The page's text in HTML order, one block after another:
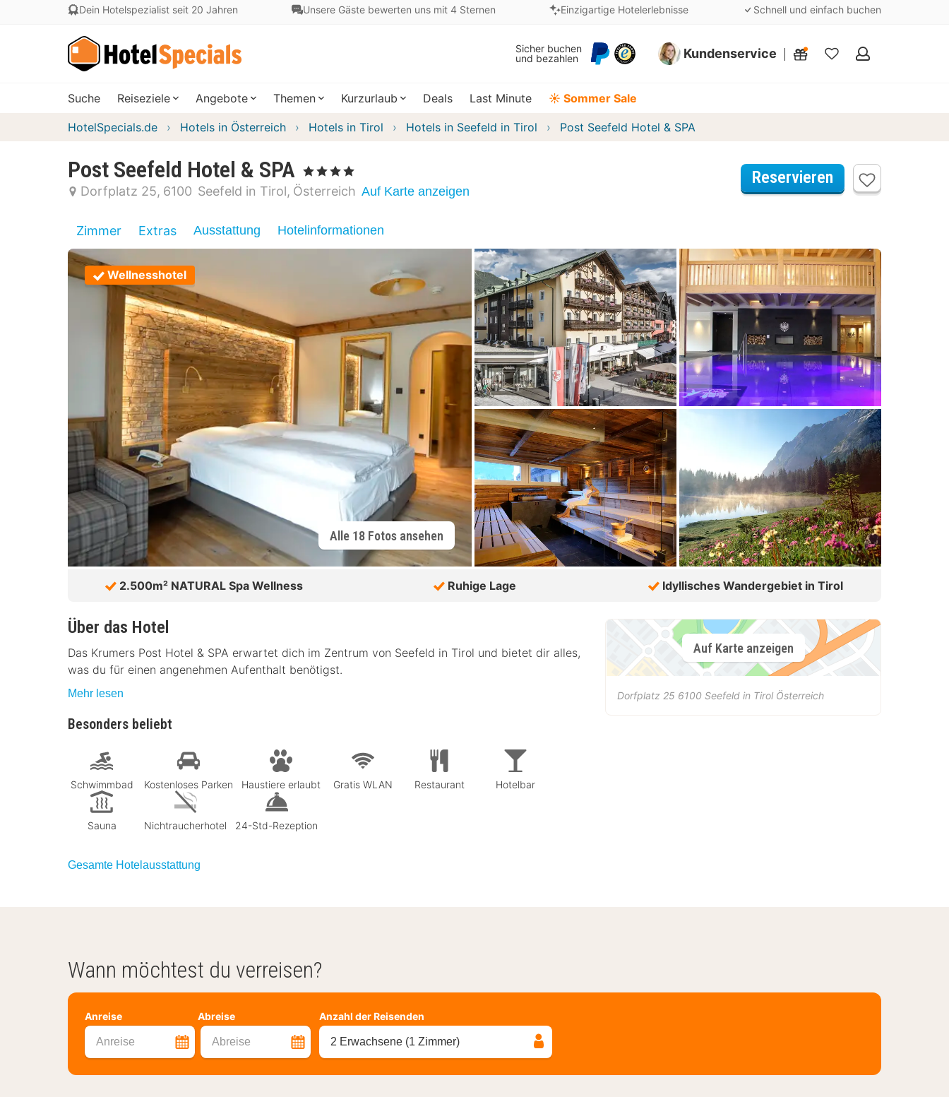
Dein Hotelspezialist seit 20 Jahren Unsere Gäste bewerten uns mit 4 Sternen Einzigartige Hotelerlebnisse Schnell und einfach buchen
Sicher buchen
und bezahlen
Kundenservice
Meine
Suche Reiseziele Angebote Themen Kurzurlaub Deals Last Minute ☀️ Sommer Sale
HotelSpecials.de Hotels in Österreich Hotels in Tirol Hotels in Seefeld in Tirol Post Seefeld Hotel & SPA
Post Seefeld Hotel & SPA , 4 Sterne
Dorfplatz 25 6100 Seefeld in Tirol Österreich Auf Karte anzeigen
Reservieren
Zimmer Extras Ausstattung Hotelinformationen
Wellnesshotel
Alle 18 Fotos ansehen
2.500m² NATURAL Spa Wellness Ruhige Lage Idyllisches Wandergebiet in Tirol
Über das Hotel
Das Krumers Post Hotel & SPA erwartet dich im Zentrum von Seefeld in Tirol und bietet dir alles,
was du für einen angenehmen Aufenthalt benötigst.
Mehr lesen
Besonders beliebt
Schwimmbad Kostenloses Parken Haustiere erlaubt Gratis WLAN Restaurant Hotelbar
Sauna Nichtraucherhotel 24-Std-Rezeption
Gesamte Hotelausstattung
Auf Karte anzeigen
Dorfplatz 25 6100 Seefeld in Tirol Österreich
Wann möchtest du verreisen?
Anreise Abreise
Anreise Abreise
Anzahl der Reisenden
2 Erwachsene (1 Zimmer)